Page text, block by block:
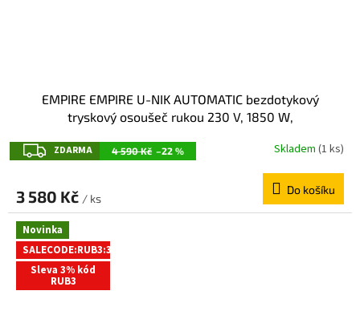
Z
A
R
M
A
ZDARMA 4 590 Kč –22 %
EMPIRE EMPIRE U-NIK AUTOMATIC bezdotykový
tryskový osoušeč rukou 230 V, 1850 W,
Skladem (1 ks)
3 580 Kč / ks
Do košíku
Novinka
SALECODE:RUB3:3:%
Sleva 3% kód
RUB3